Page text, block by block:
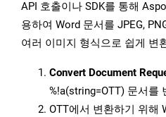
API 호출이나 SDK를 통해
용하여 Word 문서를 JPEG,
여러 이미지 형식으로 쉽게 변
Convert Document
%!a(string=OTT) 문서를
OTT에서 변환하기 위해